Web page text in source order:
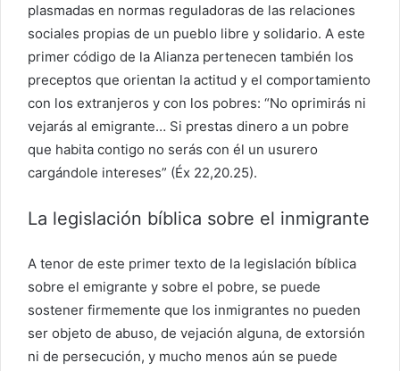
plasmadas en normas reguladoras de las relaciones
sociales propias de un pueblo libre y solidario. A este
primer código de la Alianza pertenecen también los
preceptos que orientan la actitud y el comportamiento
con los extranjeros y con los pobres: “No oprimirás ni
vejarás al emigrante… Si prestas dinero a un pobre
que habita contigo no serás con él un usurero
cargándole intereses” (Éx 22,20.25).
La legislación bíblica sobre el inmigrante
A tenor de este primer texto de la legislación bíblica
sobre el emigrante y sobre el pobre, se puede
sostener firmemente que los inmigrantes no pueden
ser objeto de abuso, de vejación alguna, de extorsión
ni de persecución, y mucho menos aún se puede